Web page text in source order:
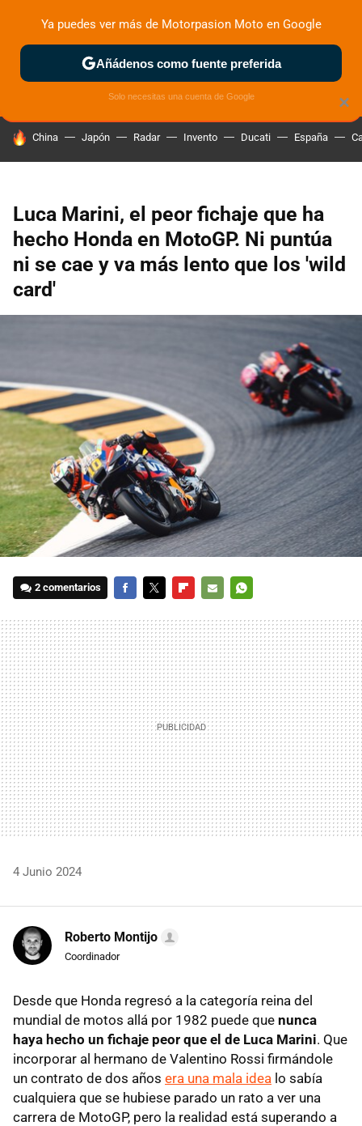
ZONA DE PRUEBAS DEPORTIVAS MOTOS ELÉCTRICAS
HOY SE HABLA DE
China Japón Radar Invento Ducati España
Luca Marini, el peor fichaje que ha
hecho Honda en MotoGP. Ni puntúa
ni se cae y va más lento que los 'wild
card'
2 comentarios
MAIL
4 Junio 2024
Roberto Montijo
Coordinador
Desde que Honda regresó a la categoría reina del
mundial de motos allá por 1982 puede que nunca
haya hecho un fichaje peor que el de Luca Marini. Que
incorporar al hermano de Valentino Rossi firmándole
un contrato de dos años era una mala idea lo sabía
cualquiera que se hubiese parado un rato a ver una
carrera de MotoGP, pero la realidad está superando a
×
Ya puedes ver más de Motorpasion Moto en Google
Añádenos como fuente preferida
Solo necesitas una cuenta de Google